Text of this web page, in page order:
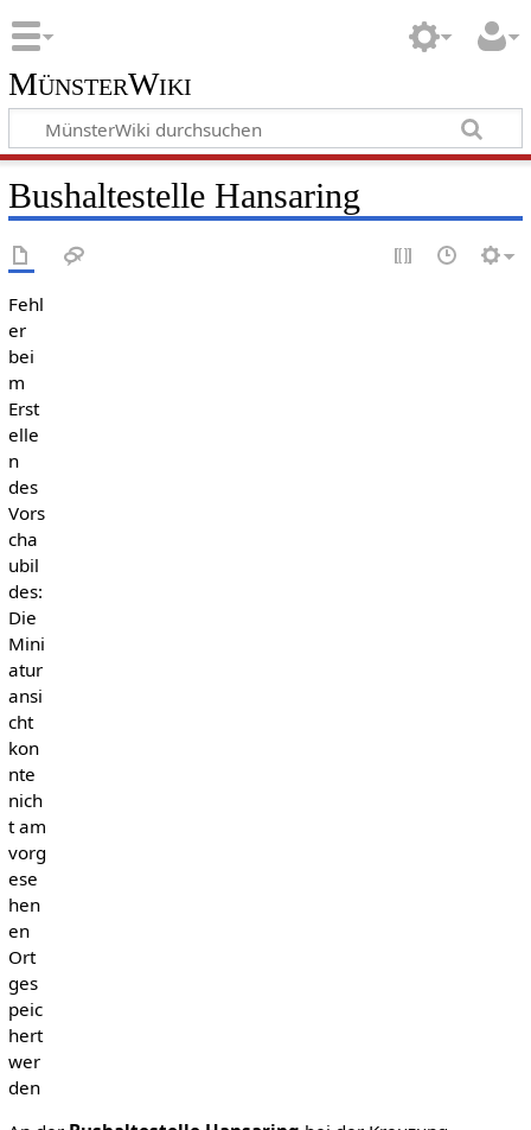
MünsterWiki
Bushaltestelle Hansaring
Fehl
er
bei
m
Erst
elle
n
des
Vors
cha
ubil
des:
Die
Mini
atur
ansi
cht
kon
nte
nich
t am
vorg
ese
hen
en
Ort
ges
peic
hert
wer
den